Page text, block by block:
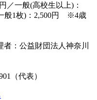
／一般(高校生以上)：
般1枚)：2,500円 ※4歳
：公益財団法人神奈川
（代表）